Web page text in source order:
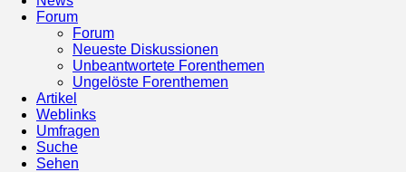
Forum
Forum
Neueste Diskussionen
Unbeantwortete Forenthemen
Ungelöste Forenthemen
Artikel
Weblinks
Umfragen
Suche
Sehen